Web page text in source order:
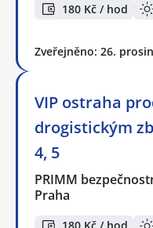
180 Kč / hod
Zveřejněno: 26.
VIP ostraha
drogistickým
4, 5
PRIMM
Praha